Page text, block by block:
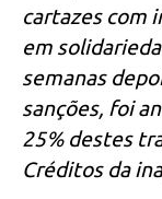
cartazes com
em
semanas
sanções, foi
25% destes
Créditos da